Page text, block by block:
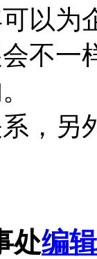
以为
不一
，另
处编